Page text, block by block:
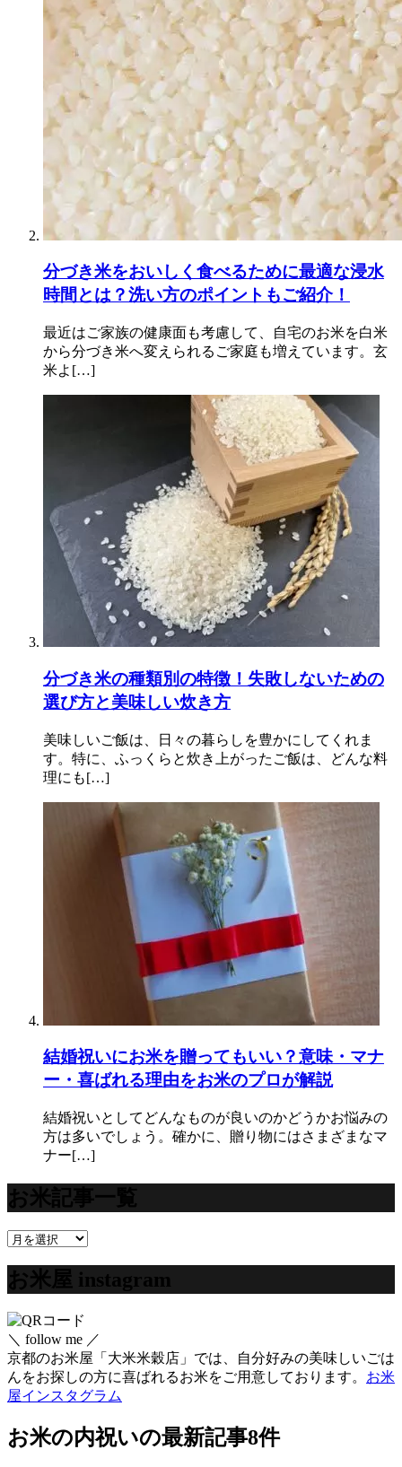
分づき米をおいしく食べるために最適な浸水
時間とは？洗い方のポイントもご紹介！
最近はご家族の健康面も考慮して、自宅のお米を白米
から分づき米へ変えられるご家庭も増えています。玄
米よ[…]
分づき米の種類別の特徴！失敗しないための
選び方と美味しい炊き方
美味しいご飯は、日々の暮らしを豊かにしてくれま
す。特に、ふっくらと炊き上がったご飯は、どんな料
理にも[…]
結婚祝いにお米を贈ってもいい？意味・マナ
ー・喜ばれる理由をお米のプロが解説
結婚祝いとしてどんなものが良いのかどうかお悩みの
方は多いでしょう。確かに、贈り物にはさまざまなマ
ナー[…]
お米記事一覧
お
記
事
一
覧
お米屋 instagram
＼ follow me ／
京都のお米屋「大米米穀店」では、自分好みの美味しいごは
んをお探しの方に喜ばれるお米をご用意しております。 お米
屋インスタグラム
お米の内祝いの最新記事8件